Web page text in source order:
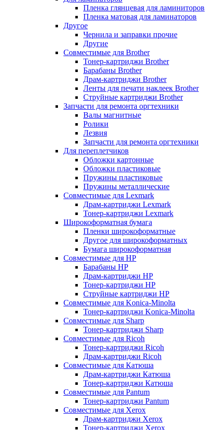
Пленка глянцевая для ламиниторов
Пленка матовая для ламинаторов
Другое
Чернила и заправки прочие
Другие
Совместимые для Brother
Тонер-картриджи Brother
Барабаны Brother
Драм-картриджи Brother
Ленты для печати наклеек Brother
Струйные картриджи Brother
Запчасти для ремонта оргтехники
Валы магнитные
Ролики
Лезвия
Запчасти для ремонта оргтехники
Для переплетчиков
Обложки картонные
Обложки пластиковые
Пружины пластиковые
Пружины металлические
Совместимые для Lexmark
Драм-картриджи Lexmark
Тонер-картриджи Lexmark
Широкоформатная бумага
Пленки широкоформатные
Другое для широкоформатных
Бумага широкоформатная
Совместимые для HP
Барабаны HP
Драм-картриджи HP
Тонер-картриджи HP
Струйные картриджи HP
Совместимые для Konica-Minolta
Тонер-картриджи Konica-Minolta
Совместимые для Sharp
Тонер-картриджи Sharp
Совместимые для Ricoh
Тонер-картриджи Ricoh
Драм-картриджи Ricoh
Совместимые для Катюша
Драм-картриджи Катюша
Тонер-картриджи Катюша
Совместимые для Pantum
Тонер-картриджи Pantum
Совместимые для Xerox
Драм-картриджи Xerox
Тонер-картриджи Xerox